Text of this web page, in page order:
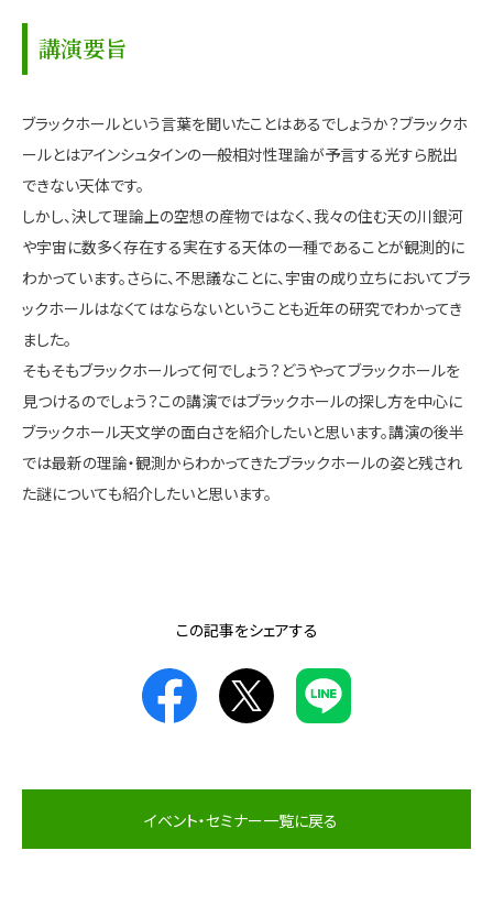
講演要旨
ブラックホールという言葉を聞いたことはあるでしょうか？ブラックホ
ールとはアインシュタインの一般相対性理論が予言する光すら脱出
できない天体です。
しかし、決して理論上の空想の産物ではなく、我々の住む天の川銀河
や宇宙に数多く存在する実在する天体の一種であることが観測的に
わかっています。さらに、不思議なことに、宇宙の成り立ちにおいてブラ
ックホールはなくてはならないということも近年の研究でわかってき
ました。
そもそもブラックホールって何でしょう？どうやってブラックホールを
見つけるのでしょう？この講演ではブラックホールの探し方を中心に
ブラックホール天文学の面白さを紹介したいと思います。講演の後半
では最新の理論・観測からわかってきたブラックホールの姿と残され
た謎についても紹介したいと思います。
この記事をシェアする
イベント・セミナー一覧に戻る